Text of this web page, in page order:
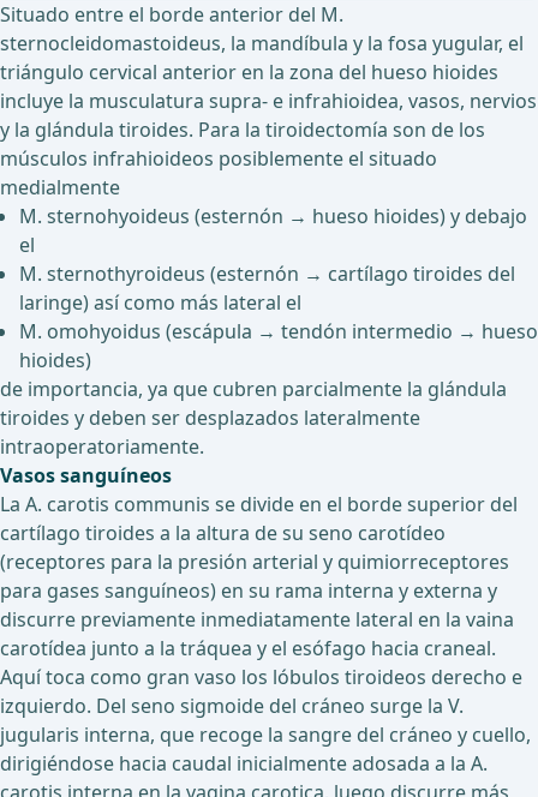
Situado entre el borde anterior del M.
sternocleidomastoideus, la mandíbula y la fosa yugular, el
triángulo cervical anterior en la zona del hueso hioides
incluye la musculatura supra- e infrahioidea, vasos, nervios
y la glándula tiroides. Para la tiroidectomía son de los
músculos infrahioideos posiblemente el situado
medialmente
M. sternohyoideus (esternón → hueso hioides) y debajo
el
M. sternothyroideus (esternón → cartílago tiroides del
laringe) así como más lateral el
M. omohyoidus (escápula → tendón intermedio → hueso
hioides)
de importancia, ya que cubren parcialmente la glándula
tiroides y deben ser desplazados lateralmente
intraoperatoriamente.
Vasos sanguíneos
La A. carotis communis se divide en el borde superior del
cartílago tiroides a la altura de su seno carotídeo
(receptores para la presión arterial y quimiorreceptores
para gases sanguíneos) en su rama interna y externa y
discurre previamente inmediatamente lateral en la vaina
carotídea junto a la tráquea y el esófago hacia craneal.
Aquí toca como gran vaso los lóbulos tiroideos derecho e
izquierdo. Del seno sigmoide del cráneo surge la V.
jugularis interna, que recoge la sangre del cráneo y cuello,
dirigiéndose hacia caudal inicialmente adosada a la A.